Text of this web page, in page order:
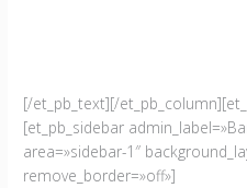
[/et_pb_text][/
[et_pb_sidebar
area=»sidebar-1″
remove_border=»off»]